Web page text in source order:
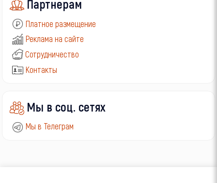
Партнерам
Платное размещение
Реклама на сайте
Сотрудничество
Контакты
Мы в соц. сетях
Мы в Телеграм